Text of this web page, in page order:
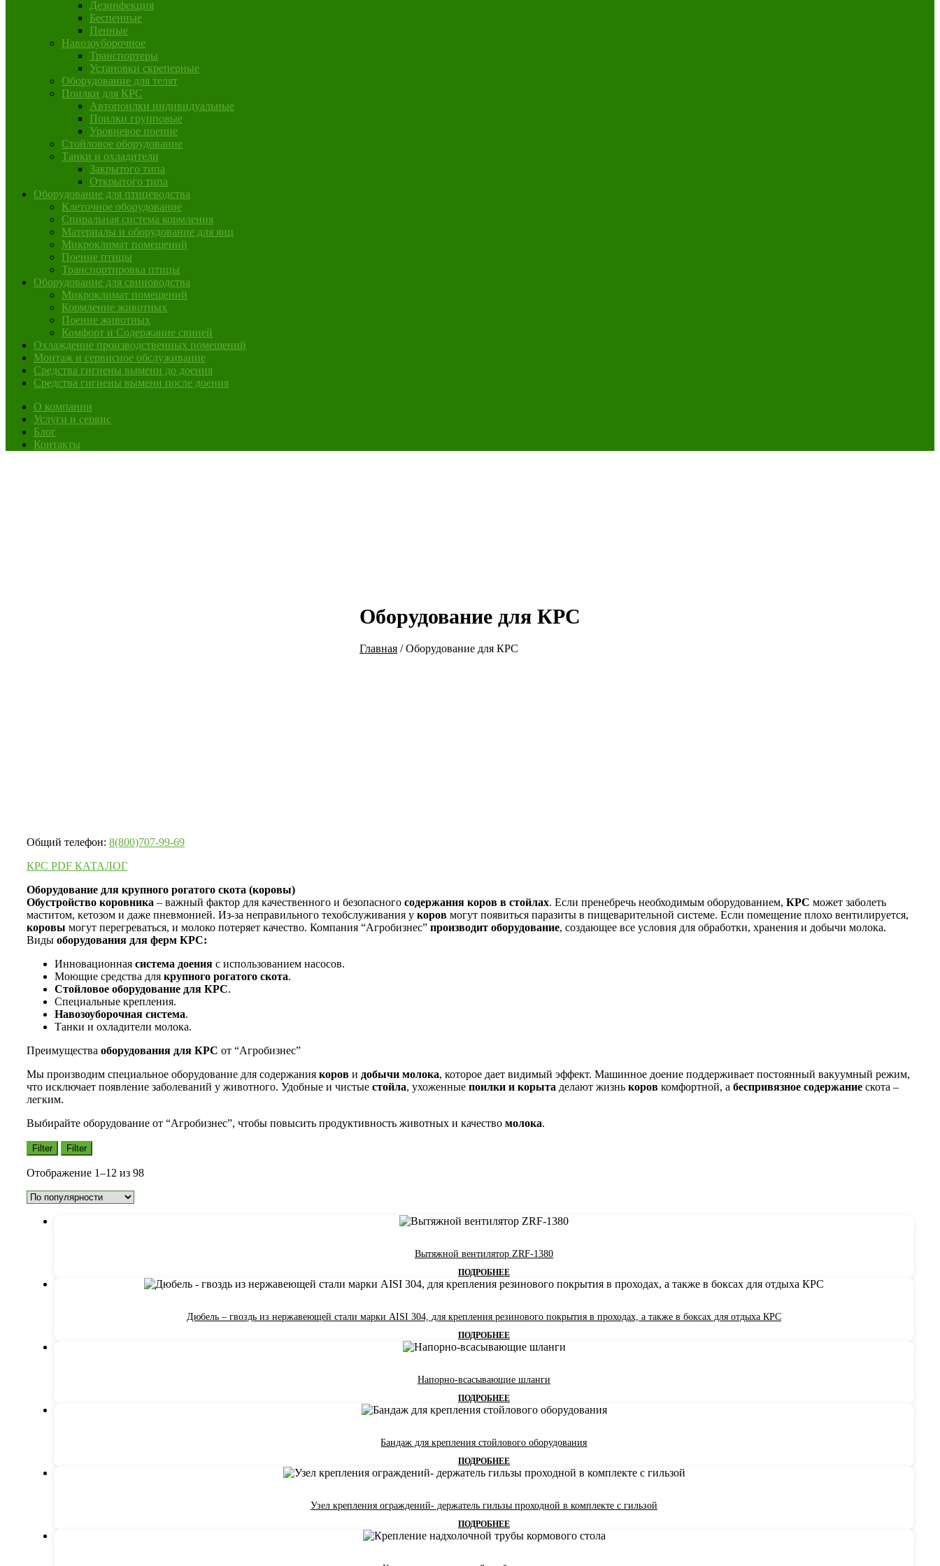
Дезинфекция
Беспенные
Пенные
Навозоуборочное
Транспортеры
Установки скреперные
Оборудование для телят
Поилки для КРС
Автопоилки индивидуальные
Поилки групповые
Уровневое поение
Стойловое оборудование
Танки и охладители
Закрытого типа
Открытого типа
Оборудование для птицеводства
Клеточное оборудование
Спиральная система кормления
Материалы и оборудование для яиц
Микроклимат помещений
Поение птицы
Транспортировка птицы
Оборудование для свиноводства
Микроклимат помещений
Кормление животных
Поение животных
Комфорт и Содержание свиней
Охлаждение производственных помещений
Монтаж и сервисное обслуживание
Средства гигиены вымени до доения
Средства гигиены вымени после доения
О компании
Услуги и сервис
Блог
Контакты
Оборудование для КРС
Главная /Оборудование для КРС
Общий телефон: 8(800)707-99-69
КРС PDF КАТАЛОГ
Оборудование для крупного рогатого скота (коровы)
Обустройство коровника – важный фактор для качественного и безопасного содержания коров в стойлах. Если пренебречь необходимым оборудованием, КРС может заболеть
маститом, кетозом и даже пневмонией. Из-за неправильного техобслуживания у коров могут появиться паразиты в пищеварительной системе. Если помещение плохо вентилируется,
коровы могут перегреваться, и молоко потеряет качество. Компания “Агробизнес” производит оборудование, создающее все условия для обработки, хранения и добычи молока.
Виды оборудования для ферм КРС:
Инновационная система доения с использованием насосов.
Моющие средства для крупного рогатого скота.
Стойловое оборудование для КРС.
Специальные крепления.
Навозоуборочная система.
Танки и охладители молока.
Преимущества оборудования для КРС от “Агробизнес”
Мы производим специальное оборудование для содержания коров и добычи молока, которое дает видимый эффект. Машинное доение поддерживает постоянный вакуумный режим,
что исключает появление заболеваний у животного. Удобные и чистые стойла, ухоженные поилки и корыта делают жизнь коров комфортной, а беспривязное содержание скота –
легким.
Выбирайте оборудование от “Агробизнес”, чтобы повысить продуктивность животных и качество молока.
Filter Filter
Отображение 1–12 из 98Сортировка:
Вытяжной вентилятор ZRF-1380
ПОДРОБНЕЕ
Дюбель – гвоздь из нержавеющей стали марки AISI 304, для крепления резинового покрытия в проходах, а также в боксах для отдыха КРС
ПОДРОБНЕЕ
Напорно-всасывающие шланги
ПОДРОБНЕЕ
Бандаж для крепления стойлового оборудования
ПОДРОБНЕЕ
Узел крепления ограждений- держатель гильзы проходной в комплекте с гильзой
ПОДРОБНЕЕ